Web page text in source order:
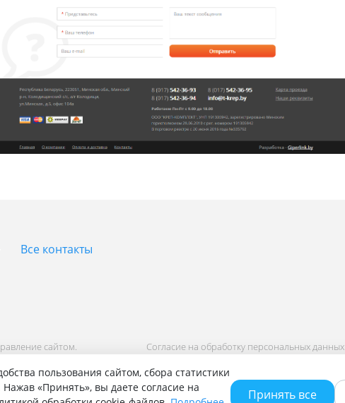
пользования сайтом, сбора статистики
«Принять», вы даете согласие на
Принять все
Все контакты
сайтом. Согласие на обработку персональных данных